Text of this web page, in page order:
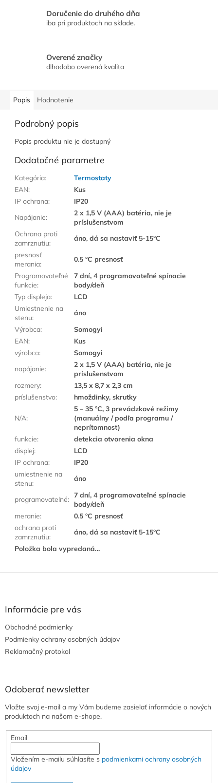
Doručenie do druhého dňa
iba pri produktoch na sklade.
Overené značky
dlhodobo overená kvalita
Popis Hodnotenie
Podrobný popis
Popis produktu nie je dostupný
Dodatočné parametre
Kategória:
Termostaty
EAN:
Kus
IP ochrana:
IP20
Napájanie:
2 x 1,5 V (AAA) batéria, nie je
príslušenstvom
Ochrana proti
zamrznutiu:
áno, dá sa nastaviť 5-15°C
presnosť
merania:
0.5 °C presnosť
Programovateľné
funkcie:
7 dní, 4 programovateľné spínacie
body/deň
Typ displeja:
LCD
Umiestnenie na
stenu:
áno
Výrobca:
Somogyi
EAN:
Kus
výrobca:
Somogyi
napájanie:
2 x 1,5 V (AAA) batéria, nie je
príslušenstvom
rozmery:
13,5 x 8,7 x 2,3 cm
príslušenstvo: hmoždinky, skrutky
N/A:
5 – 35 °C, 3 prevádzkové režimy
(manuálny / podľa programu /
neprítomnosť)
funkcie:
detekcia otvorenia okna
displej:
LCD
IP ochrana:
IP20
umiestnenie na
stenu:
áno
programovateľné: 7 dní, 4 programovateľné spínacie
body/deň
meranie:
0.5 °C presnosť
ochrana proti
zamrznutiu:
áno, dá sa nastaviť 5-15°C
Položka bola vypredaná…
Informácie pre vás
Obchodné podmienky
Podmienky ochrany osobných údajov
Reklamačný protokol
Odoberať newsletter
Vložte svoj e-mail a my Vám budeme zasielať informácie o nových
produktoch na našom e-shope.
Email
Vložením e-mailu súhlasíte s podmienkami ochrany osobných
údajov